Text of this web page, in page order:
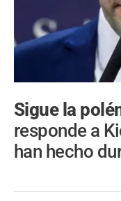
Sigue la
responde a
han hecho